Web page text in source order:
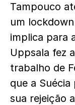
Tampouco
um
implica para
Uppsala fez
trabalho de
que a
sua rejeição